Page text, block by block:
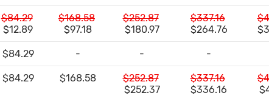
$84.29
$12.89
$168.58
$97.18
$252.87
$180.97
$337.16
$264.76
$84.29 - - -
$84.29 $168.58
$252.87
$252.37
$337.16
$336.16